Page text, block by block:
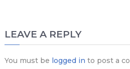
LEAVE A REPLY
You must be logged in to post a